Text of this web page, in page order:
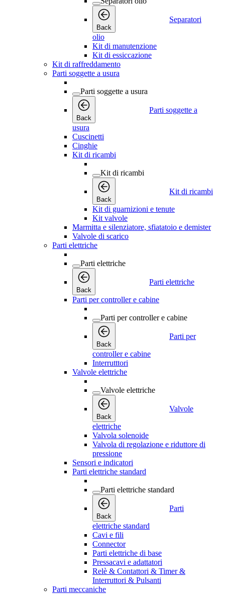
Back
Separatori
olio
Kit di manutenzione
Kit di essiccazione
Kit di raffreddamento
Parti soggette a usura
Parti soggette a usura
Back
Parti soggette a
usura
Cuscinetti
Cinghie
Kit di ricambi
Kit di ricambi
Back
Kit di ricambi
Kit di guarnizioni e tenute
Kit valvole
Marmitta e silenziatore, sfiatatoio e demister
Valvole di scarico
Parti elettriche
Parti elettriche
Back
Parti elettriche
Parti per controller e cabine
Parti per controller e cabine
Back
Parti per
controller e cabine
Interrutttori
Valvole elettriche
Valvole elettriche
Back
Valvole
elettriche
Valvola solenoide
Valvola di regolazione e riduttore di
pressione
Sensori e indicatori
Parti elettriche standard
Parti elettriche standard
Back
Parti
elettriche standard
Cavi e fili
Connector
Parti elettriche di base
Pressacavi e adattatori
Relè & Contattori & Timer &
Interruttori & Pulsanti
Parti meccaniche